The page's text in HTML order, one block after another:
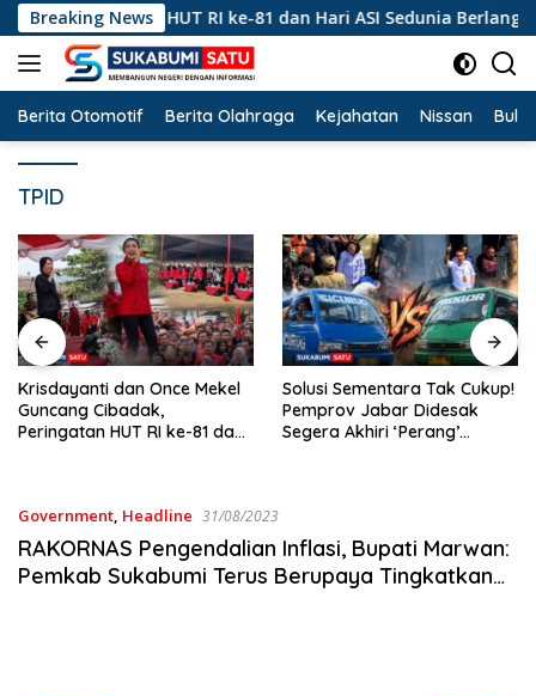
Langsung
ke
konten
Breaking NewsHUT RI ke-81 dan Hari ASI Sedunia Berlangsung
Berita Otomotif Berita Olahraga Kejahatan Nissan
TPID
Krisdayanti dan Once Mekel
Guncang Cibadak,
Peringatan HUT RI ke-81 dan
Solusi Sementara Tak Cukup!
Pemprov Jabar Didesak
Segera Akhiri ‘Perang’
Government, Headline 31/08/2023
RAKORNAS Pengendalian Inflasi, Bupati Marwan:
Pemkab Sukabumi Terus Berupaya Tingkatkan